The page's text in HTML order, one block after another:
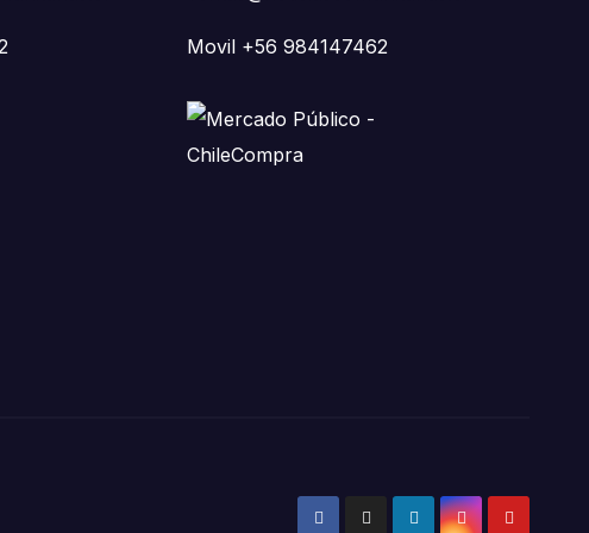
Movil +56 984147462